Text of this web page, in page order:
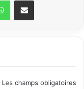
Les champs obligatoires